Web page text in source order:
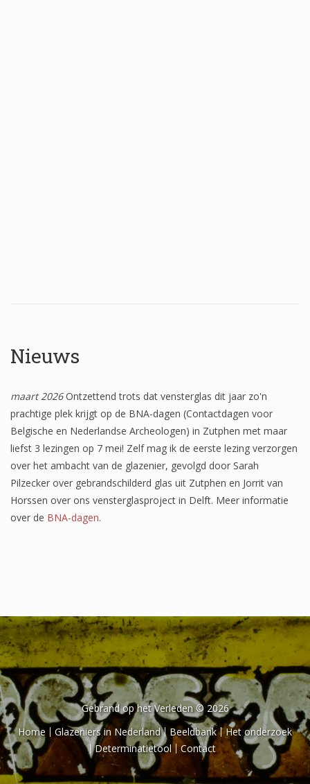
Nieuws
maart 2026Ontzettend trots dat vensterglas dit jaar zo'n
prachtige plek krijgt op de BNA-dagen (Contactdagen voor
Belgische en Nederlandse Archeologen) in Zutphen met maar
liefst 3 lezingen op 7 mei! Zelf mag ik de eerste lezing verzorgen
over het ambacht van de glazenier, gevolgd door Sarah
Pilzecker over gebrandschilderd glas uit Zutphen en Jorrit van
Horssen over ons vensterglasproject in Delft. Meer informatie
over de BNA-dagen.
Gebrand op het Verleden © 2026
Home
Glazeniers in Nederland Beeldbank
Het onderzoek
Determinatietool
Contact